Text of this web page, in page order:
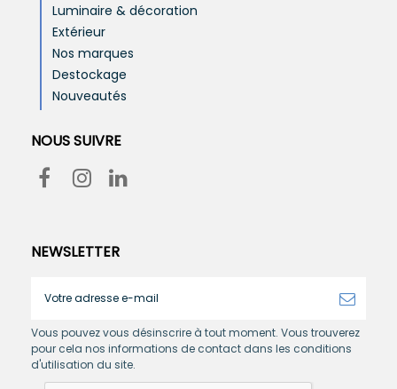
Luminaire & décoration
Extérieur
Nos marques
Destockage
Nouveautés
NOUS SUIVRE
NEWSLETTER
Vous pouvez vous désinscrire à tout moment. Vous trouverez
pour cela nos informations de contact dans les conditions
d'utilisation du site.